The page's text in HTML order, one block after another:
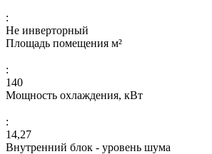
:
Не инверторный
Площадь помещения м²
:
140
Мощность охлаждения, кВт
:
14,27
Внутренний блок - уровень шума